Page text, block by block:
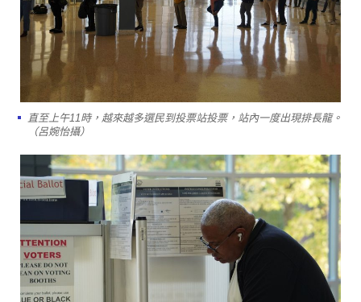
直至上午11時，越來越多選民到投票站投票，站內一度出現排長龍。
（呂婉怡攝）